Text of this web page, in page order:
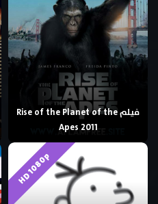
فيلم Rise of the Planet of the
Apes 2011
HD 1080p